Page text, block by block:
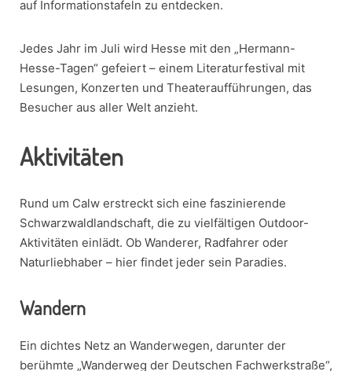
auf Informationstafeln zu entdecken.
Jedes Jahr im Juli wird Hesse mit den „Hermann-
Hesse-Tagen“ gefeiert – einem Literaturfestival mit
Lesungen, Konzerten und Theateraufführungen, das
Besucher aus aller Welt anzieht.
Aktivitäten
Rund um Calw erstreckt sich eine faszinierende
Schwarzwaldlandschaft, die zu vielfältigen Outdoor-
Aktivitäten einlädt. Ob Wanderer, Radfahrer oder
Naturliebhaber – hier findet jeder sein Paradies.
Wandern
Ein dichtes Netz an Wanderwegen, darunter der
berühmte „Wanderweg der Deutschen Fachwerkstraße“,